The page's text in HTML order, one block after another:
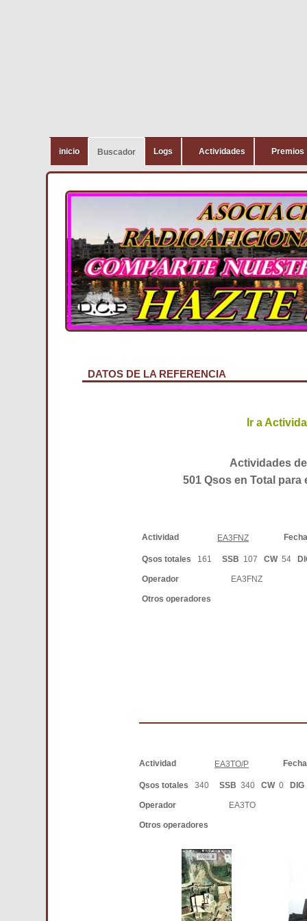
inicio Buscador Logs Actividades Premios
DATOS DE LA REFERENCIA
Ir a
Actividades
501 Qsos en Total para
Actividad EA3FNZ
Qsos totales 161SSB 107CW54
Operador EA3FNZ
Otros operadores
Actividad EA3TO/P Fecha
Qsos totales 340SSB 340CW0 DIG
Operador EA3TO
Otros operadores